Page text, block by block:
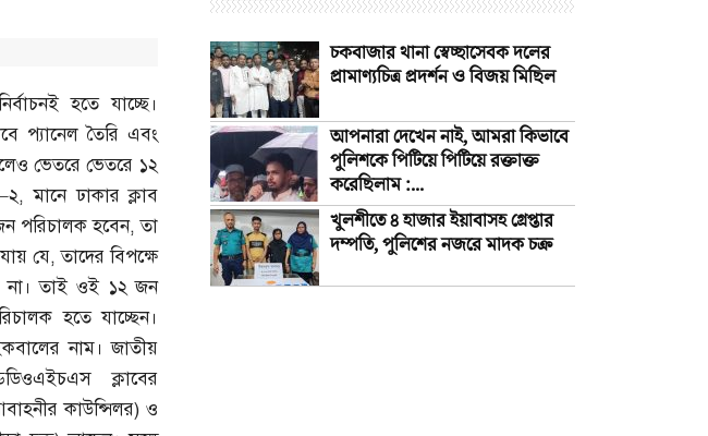
হতে যাচ্ছে।
প্যানেল তৈরি এবং
ভেতরে ভেতরে ১২
–২,মানে ঢাকার ক্লাব
পরিচালক হবেন,তা
যে,তাদের বিপক্ষে
না। তাই ওই ১২ জন
হতে যাচ্ছেন।
নাম। জাতীয়
ক্লাবের
কাউন্সিলর)ও
চকবাজার থানা স্বেচ্ছাসেবক দলের
প্রামাণ্যচিত্র প্রদর্শন ও বিজয় মিছিল
আপনারা দেখেন নাই, আমরা কিভাবে
পুলিশকে পিটিয়ে পিটিয়ে রক্তাক্ত
করেছিলাম :...
খুলশীতে ৪ হাজার ইয়াবাসহ গ্রেপ্তার
দম্পতি, পুলিশের নজরে মাদক চক্র